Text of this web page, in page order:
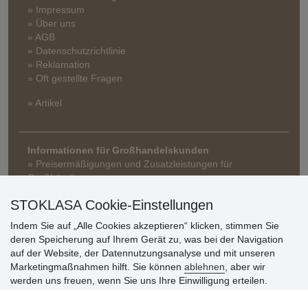
» Impressum
» Über uns
» AGB
» Datenschutzrichtlinie
» Reklamation
» Oft gestellte Fragen
» Artikel
Informationen für Großhandelskunden
» Preisermäßigungen und Zusatzleistungen für
Großhändler
STOKLASA Cookie-Einstellungen
Indem Sie auf „Alle Cookies akzeptieren“ klicken, stimmen Sie
deren Speicherung auf Ihrem Gerät zu, was bei der Navigation
auf der Website, der Datennutzungsanalyse und mit unseren
Marketingmaßnahmen hilft. Sie können ablehnen , aber wir
werden uns freuen, wenn Sie uns Ihre Einwilligung erteilen.